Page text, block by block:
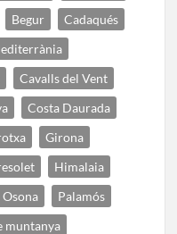
Begur
Cadaqués
Cavalls del Vent
Costa Daurada
Girona
Himalaia
Osona
Palamós
muntanya